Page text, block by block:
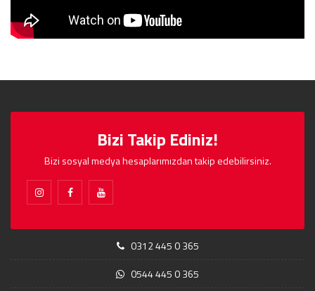
Bizi Takip Ediniz!
Bizi sosyal medya hesaplarımızdan takip edebilirsiniz.
0312 445 0 365
0544 445 0 365